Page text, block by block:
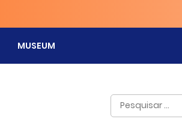
MUSEUM